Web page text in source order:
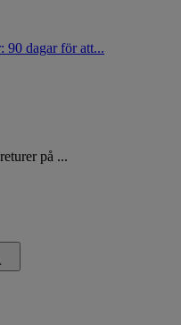
90 dagar för att...
på ...